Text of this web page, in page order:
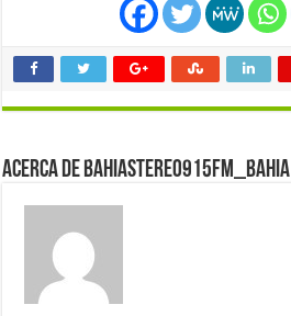
Acerca de bahiastereo915fm_bahia